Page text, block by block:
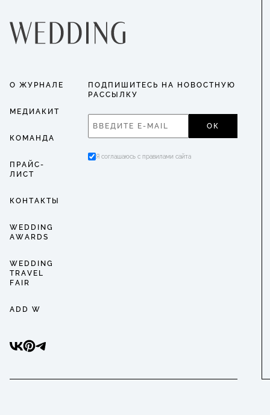
О ЖУРНАЛЕ
МЕДИАКИТ
КОМАНДА
ПРАЙС-
ЛИСТ
КОНТАКТЫ
WEDDING
AWARDS
WEDDING
TRAVEL
FAIR
ADD W
ПОДПИШИТЕСЬ НА НОВОСТНУЮ
РАССЫЛКУ
ОК
Я соглашаюсь с правилами сайта